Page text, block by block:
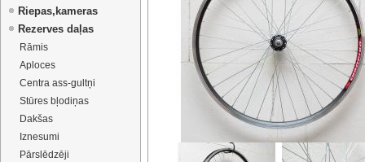
Riepas,kameras
Rezerves daļas
Rāmis
Aploces
Centra ass-gultņi
Stūres bļodiņas
Dakšas
Iznesumi
Pārslēdzēji